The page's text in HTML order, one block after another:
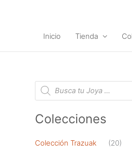
Inicio
Tienda
B
s
u
e
d
Colecciones
Colección Trazuak
(20)